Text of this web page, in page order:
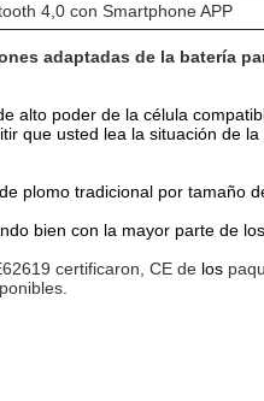
4,0 con Smartphone APP
adaptadas de la batería
alto poder de la célula
que usted lea la situación de
plomo tradicional por tamaño
bien con la mayor parte de
certificaron, CE de los